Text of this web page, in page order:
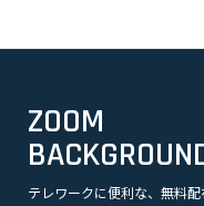
ZOOM
テレワークに便利な、無料
美容